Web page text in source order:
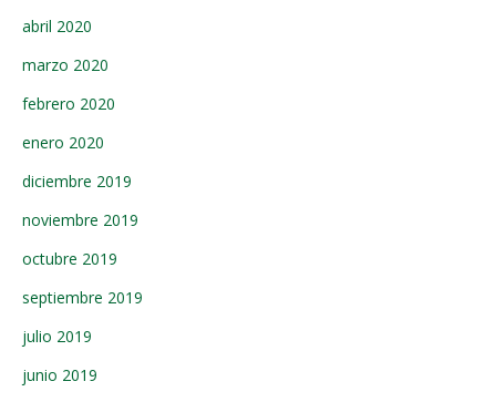
abril 2020
marzo 2020
febrero 2020
enero 2020
diciembre 2019
noviembre 2019
octubre 2019
septiembre 2019
julio 2019
junio 2019